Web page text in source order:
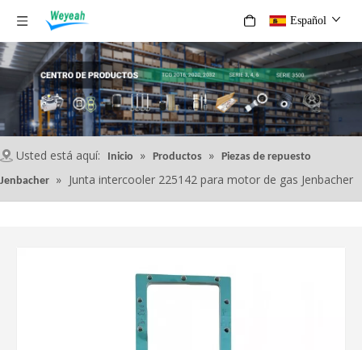
Español
Usted está aquí: Inicio » Productos » Piezas de repuesto
Jenbacher » Junta intercooler 225142 para motor de gas Jenbacher